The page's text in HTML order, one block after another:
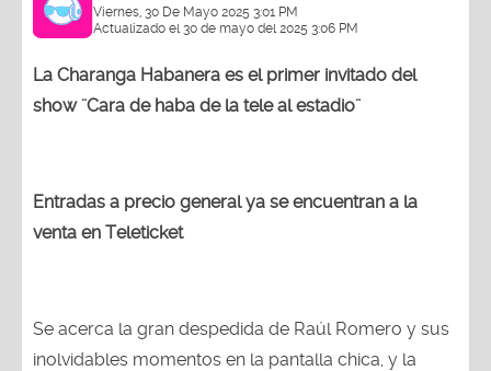
Viernes, 30 De Mayo 2025 3:01 PM
Actualizado el 30 de mayo del 2025 3:06 PM
La Charanga Habanera es el primer invitado del
show ¨Cara de haba de la tele al estadio¨
Entradas a precio general ya se encuentran a la
venta en Teleticket
Se acerca la gran despedida de Raúl Romero y sus
inolvidables momentos en la pantalla chica, y la